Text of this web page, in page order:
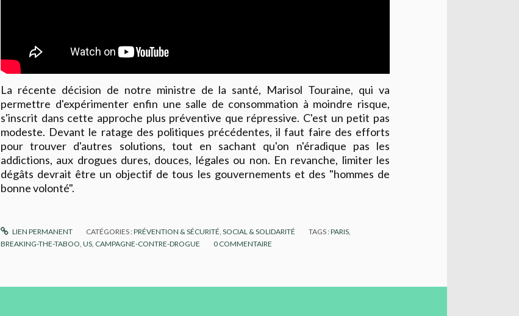
La récente décision de notre ministre de la santé, Marisol Touraine, qui va
permettre d'expérimenter enfin une salle de consommation à moindre risque,
s'inscrit dans cette approche plus préventive que répressive. C'est un petit pas
modeste. Devant le ratage des politiques précédentes, il faut faire des efforts
pour trouver d'autres solutions, tout en sachant qu'on n'éradique pas les
addictions, aux drogues dures, douces, légales ou non. En revanche, limiter les
dégâts devrait être un objectif de tous les gouvernements et des "hommes de
bonne volonté".
LIEN PERMANENT CATÉGORIES :PRÉVENTION & SÉCURITÉ ,SOCIAL & SOLIDARITÉ TAGS :PARIS
BREAKING-THE-TABOO US CAMPAGNE-CONTRE-DROGUE 0 COMMENTAIRE